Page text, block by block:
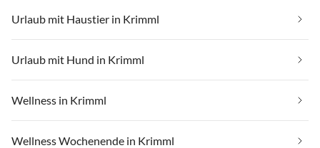
Urlaub mit Haustier in Krimml
Urlaub mit Hund in Krimml
Wellness in Krimml
Wellness Wochenende in Krimml